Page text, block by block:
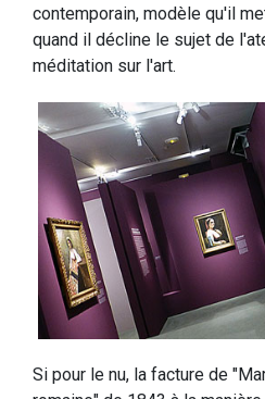
contemporain, modèle qu'il
quand il décline le sujet de
méditation sur l'art.
Si pour le nu, la facture de